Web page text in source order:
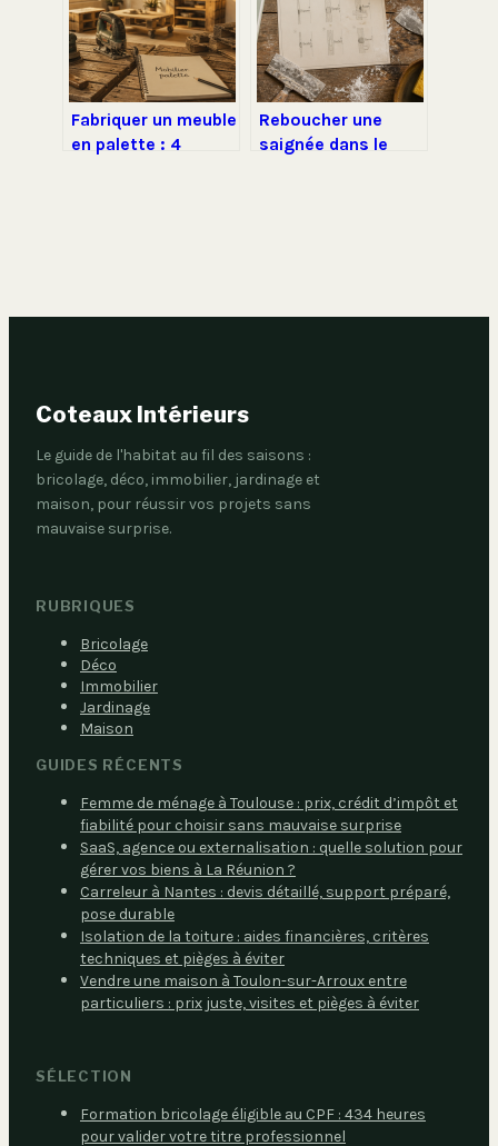
Fabriquer un meuble
en palette : 4
Reboucher une
saignée dans le
Coteaux Intérieurs
Le guide de l'habitat au fil des saisons :
bricolage, déco, immobilier, jardinage et
maison, pour réussir vos projets sans
mauvaise surprise.
RUBRIQUES
Bricolage
Déco
Immobilier
Jardinage
Maison
GUIDES RÉCENTS
Femme de ménage à Toulouse : prix, crédit d’impôt et
fiabilité pour choisir sans mauvaise surprise
SaaS, agence ou externalisation : quelle solution pour
gérer vos biens à La Réunion ?
Carreleur à Nantes : devis détaillé, support préparé,
pose durable
Isolation de la toiture : aides financières, critères
techniques et pièges à éviter
Vendre une maison à Toulon-sur-Arroux entre
particuliers : prix juste, visites et pièges à éviter
SÉLECTION
Formation bricolage éligible au CPF : 434 heures
pour valider votre titre professionnel